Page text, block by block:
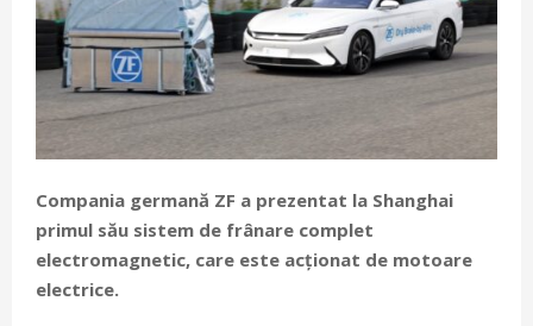
Compania germană ZF a prezentat la Shanghai
primul său sistem de frânare complet
electromagnetic, care este acționat de motoare
electrice.